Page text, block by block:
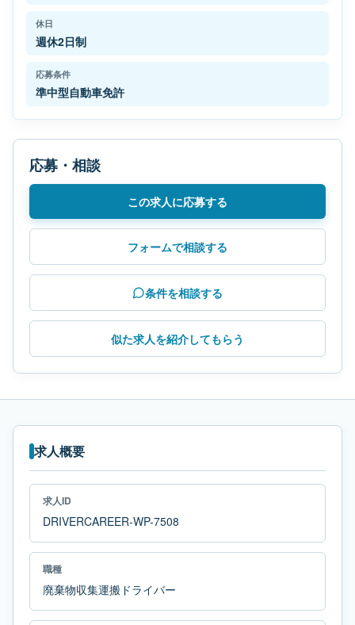
休日
週休2日制
応募条件
準中型自動車免許
応募・相談
この求人に応募する
フォームで相談する
条件を相談する
似た求人を紹介してもらう
求人概要
求人ID
DRIVERCAREER-WP-7508
職種
廃棄物収集運搬ドライバー